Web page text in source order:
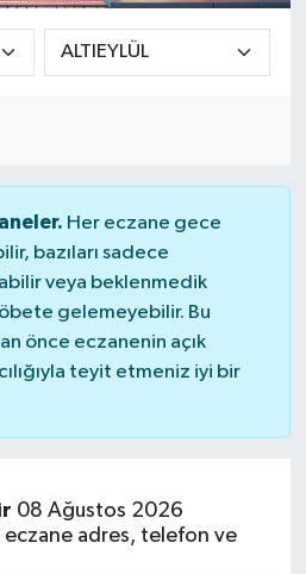
Her eczane gece
bazıları sadece
veya beklenmedik
gelemeyebilir. Bu
önce eczanenin açık
teyit etmeniz iyi bir
08 Ağustos 2026
adres, telefon ve